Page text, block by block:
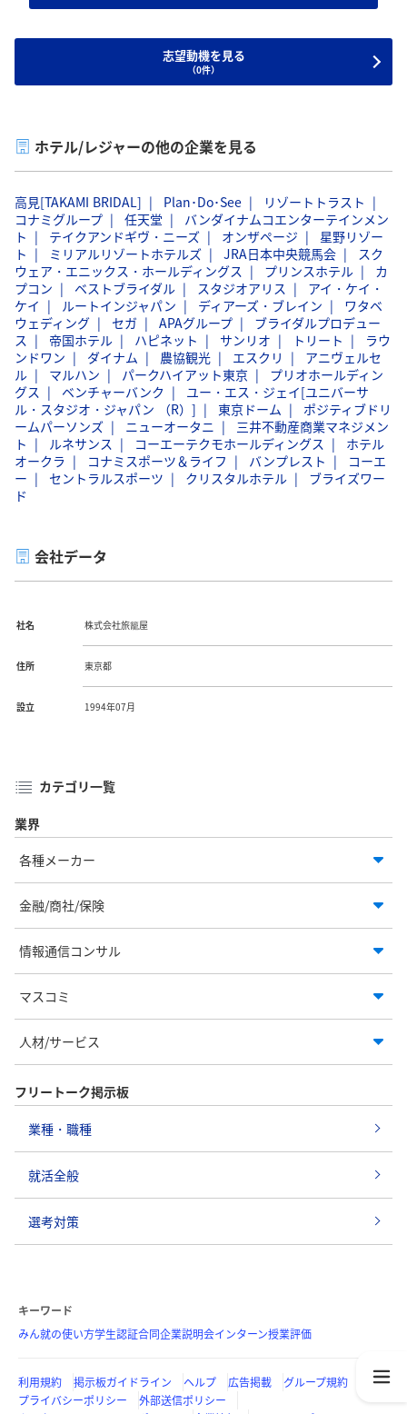
志望動機を見る
（0件）
ホテル/レジャーの他の企業を見る
高見[TAKAMI BRIDAL] Plan･Do･See
リゾートトラスト
コナミグループ
任天堂
バンダイナムコエンターテインメン
ト
テイクアンドギヴ・ニーズ オンザページ
星野リゾー
ト
ミリアルリゾートホテルズ JRA日本中央競馬会
スク
ウェア・エニックス・ホールディングス
プリンスホテル
カ
プコン
ベストブライダル スタジオアリス
アイ・ケイ・
ケイ
ルートインジャパン ディアーズ・ブレイン
ワタベ
ウェディング
セガ APAグループ
ブライダルプロデュー
ス
帝国ホテル ハピネット サンリオ トリート
ラウ
ンドワン
ダイナム 農協観光 エスクリ
アニヴェルセ
ル
マルハン パークハイアット東京
プリオホールディン
グス
ベンチャーバンク
ユー・エス・ジェイ[ユニバーサ
ル・スタジオ・ジャパン （R）]
東京ドーム
ポジティブドリ
ームパーソンズ
ニューオータニ
三井不動産商業マネジメン
ト
ルネサンス コーエーテクモホールディングス
ホテル
オークラ
コナミスポーツ＆ライフ バンプレスト
コーエ
ー
セントラルスポーツ クリスタルホテル
ブライズワー
ド
会社データ
社名 株式会社旅籠屋
住所 東京都
設立 1994年07月
カテゴリ一覧
業界
各種メーカー
金融/商社/保険
情報通信コンサル
マスコミ
人材/サービス
フリートーク掲示板
業種・職種
就活全般
選考対策
キーワード
みん就の使い方学生認証合同企業説明会インターン授業評価
利用規約 掲示板ガイドライン ヘルプ 広告掲載
グループ規約
プライバシーポリシー
外部送信ポリシー